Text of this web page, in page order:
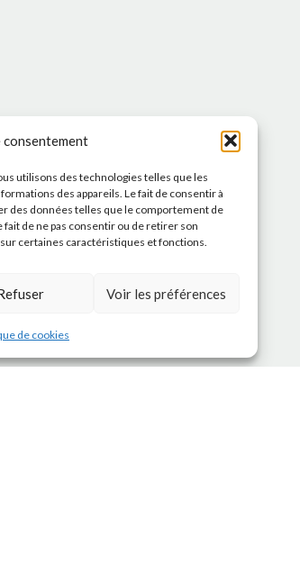
consentement
utilisons des technologies telles que les
des appareils. Le fait de consentir à
des données telles que le comportement de
fait de ne pas consentir ou de retirer son
certaines caractéristiques et fonctions.
Voir les préférences
de cookies